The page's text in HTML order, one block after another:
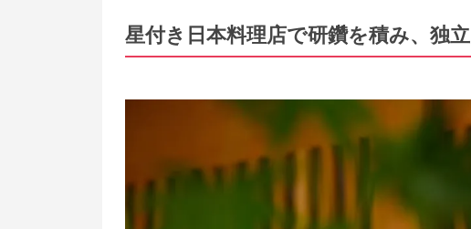
星付き日本料理店で研鑽を積み、独立